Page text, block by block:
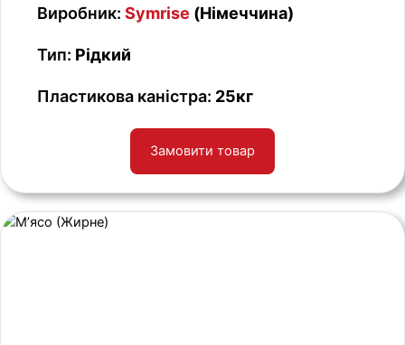
Виробник: Symrise (Німеччина)
Тип: Рідкий
Пластикова каністра: 25кг
Замовити товар